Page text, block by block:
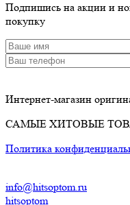
Подпишись на акции и
покупку
Интернет-магазин
САМЫЕ ХИТОВЫЕ
Политика
info@hitsoptom.ru
hitsoptom